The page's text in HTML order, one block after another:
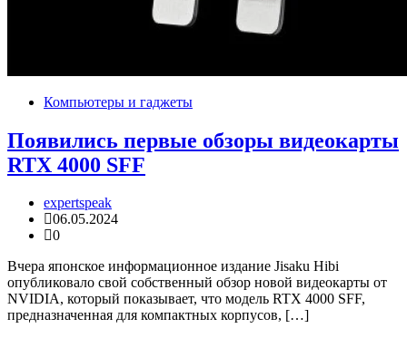
Компьютеры и гаджеты
Появились первые обзоры видеокарты
RTX 4000 SFF
expertspeak
06.05.2024
0
Вчера японское информационное издание Jisaku Hibi
опубликовало свой собственный обзор новой видеокарты от
NVIDIA, который показывает, что модель RTX 4000 SFF,
предназначенная для компактных корпусов, […]